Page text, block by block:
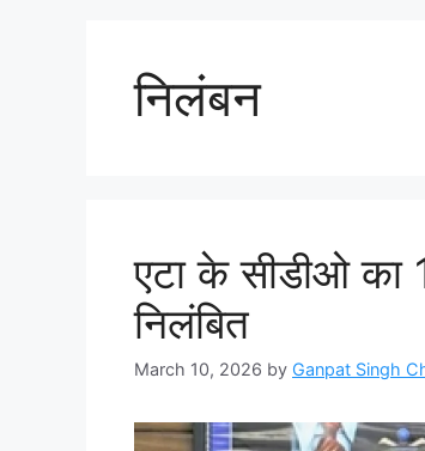
निलंबन
एटा के सीडीओ का
निलंबित
March 10, 2026 by Ganpat Singh